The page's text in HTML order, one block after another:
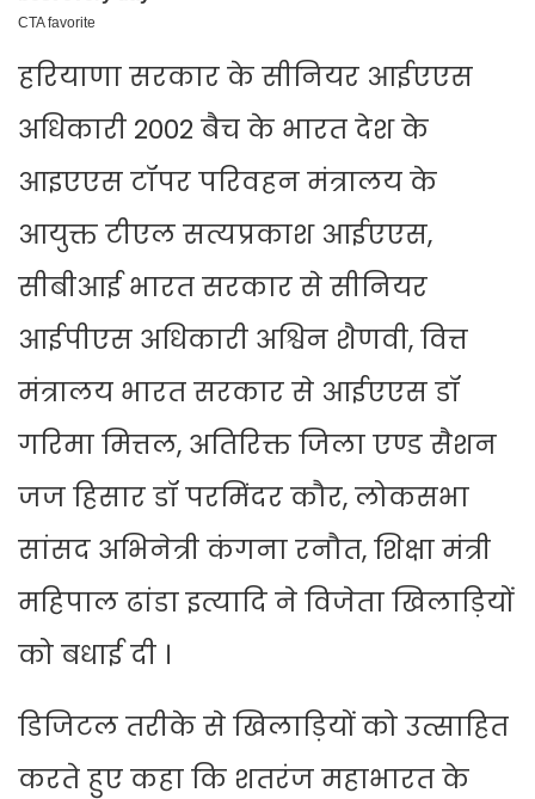
हरियाणा सरकार के सीनियर आईएएस
अधिकारी 2002 बैच के भारत देश के
आइएएस टॉपर परिवहन मंत्रालय के
आयुक्त टीएल सत्यप्रकाश आईएएस,
सीबीआई भारत सरकार से सीनियर
आईपीएस अधिकारी अश्विन शैणवी, वित्त
मंत्रालय भारत सरकार से आईएएस डॉ
गरिमा मित्तल, अतिरिक्त जिला एण्ड सैशन
जज हिसार डॉ परमिंदर कौर, लोकसभा
सांसद अभिनेत्री कंगना रनौत, शिक्षा मंत्री
महिपाल ढांडा इत्यादि ने विजेता खिलाड़ियों
को बधाई दी ।
डिजिटल तरीके से खिलाड़ियों को उत्साहित
करते हुए कहा कि शतरंज महाभारत के